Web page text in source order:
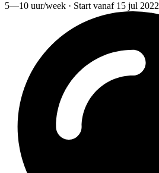
5—10 uur/week · Start vanaf 15 jul 2022